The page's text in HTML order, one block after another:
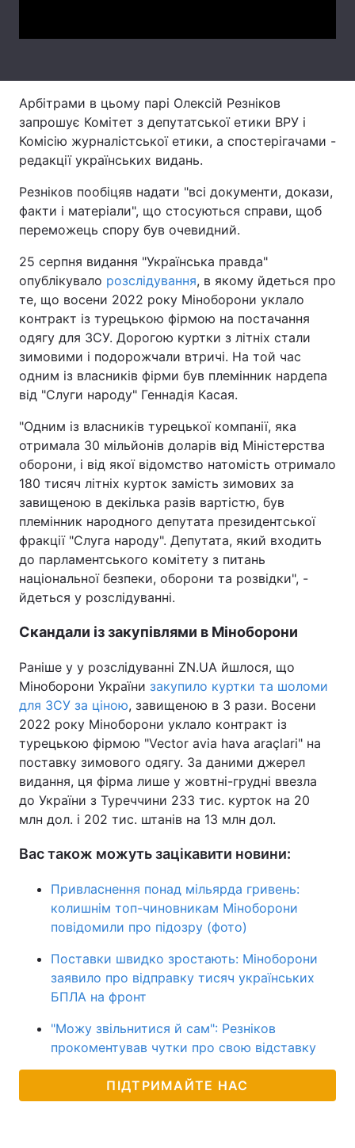
Тема оформлення
Арбітрами в цьому парі Олексій Резніков
запрошує Комітет з депутатської етики ВРУ і
Комісію журналістської етики, а спостерігачами -
редакції українських видань.
Резніков пообіцяв надати "всі документи, докази,
факти і матеріали", що стосуються справи, щоб
переможець спору був очевидний.
25 серпня видання "Українська правда"
опублікувало розслідування, в якому йдеться про
те, що восени 2022 року Міноборони уклало
контракт із турецькою фірмою на постачання
одягу для ЗСУ. Дорогою куртки з літніх стали
зимовими і подорожчали втричі. На той час
одним із власників фірми був племінник нардепа
від "Слуги народу" Геннадія Касая.
"Одним із власників турецької компанії, яка
отримала 30 мільйонів доларів від Міністерства
оборони, і від якої відомство натомість отримало
180 тисяч літніх курток замість зимових за
завищеною в декілька разів вартістю, був
племінник народного депутата президентської
фракції "Слуга народу". Депутата, який входить
до парламентського комітету з питань
національної безпеки, оборони та розвідки", -
йдеться у розслідуванні.
Скандали із закупівлями в Міноборони
Раніше у у розслідуванні ZN.UA йшлося, що
Міноборони України закупило куртки та шоломи
для ЗСУ за ціною, завищеною в 3 рази. Восени
2022 року Міноборони уклало контракт із
турецькою фірмою "Vector avia hava araçlari" на
поставку зимового одягу. За даними джерел
видання, ця фірма лише у жовтні-грудні ввезла
до України з Туреччини 233 тис. курток на 20
млн дол. і 202 тис. штанів на 13 млн дол.
Вас також можуть зацікавити новини:
Привласнення понад мільярда гривень:
колишнім топ-чиновникам Міноборони
повідомили про підозру (фото)
Поставки швидко зростають: Міноборони
заявило про відправку тисяч українських
БПЛА на фронт
"Можу звільнитися й сам": Резніков
прокоментував чутки про свою відставку
ПІДТРИМАЙТЕ НАС